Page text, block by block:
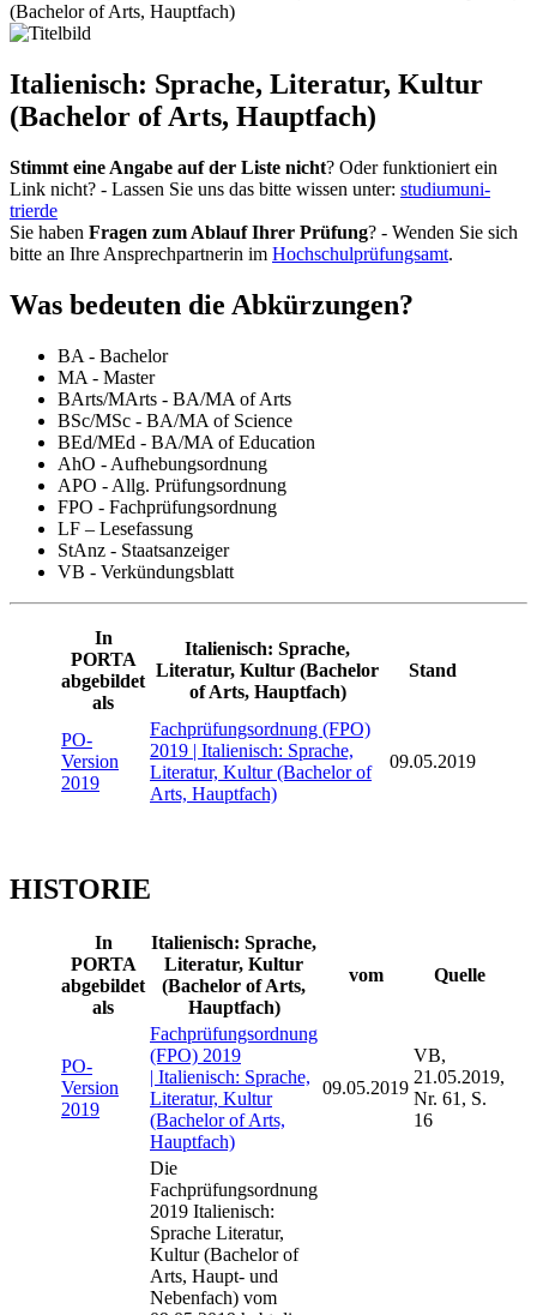
(Bachelor of Arts, Hauptfach)
Italienisch: Sprache, Literatur, Kultur
(Bachelor of Arts, Hauptfach)
Stimmt eine Angabe auf der Liste nicht? Oder funktioniert ein
Link nicht? - Lassen Sie uns das bitte wissen unter: studiumuni-
trierde
Sie haben Fragen zum Ablauf Ihrer Prüfung? - Wenden Sie sich
bitte an Ihre Ansprechpartnerin im Hochschulprüfungsamt.
Was bedeuten die Abkürzungen?
BA - Bachelor
MA - Master
BArts/MArts - BA/MA of Arts
BSc/MSc - BA/MA of Science
BEd/MEd - BA/MA of Education
AhO - Aufhebungsordnung
APO - Allg. Prüfungsordnung
FPO - Fachprüfungsordnung
LF – Lesefassung
StAnz - Staatsanzeiger
VB - Verkündungsblatt
In
PORTA
abgebildet
als
Italienisch: Sprache,
Literatur, Kultur (Bachelor
of Arts, Hauptfach)
Stand
PO-
Version
2019
Fachprüfungsordnung (FPO)
2019 | Italienisch: Sprache,
Literatur, Kultur (Bachelor of
Arts, Hauptfach)
09.05.2019
HISTORIE
In
PORTA
abgebildet
als
Italienisch: Sprache,
Literatur, Kultur
(Bachelor of Arts,
Hauptfach)
vom Quelle
PO-
Version
2019
Fachprüfungsordnung
(FPO) 2019
| Italienisch: Sprache,
Literatur, Kultur
(Bachelor of Arts,
Hauptfach)
09.05.2019
VB,
21.05.2019,
Nr. 61, S.
16
Die
Fachprüfungsordnung
2019 Italienisch:
Sprache Literatur,
Kultur (Bachelor of
Arts, Haupt- und
Nebenfach) vom